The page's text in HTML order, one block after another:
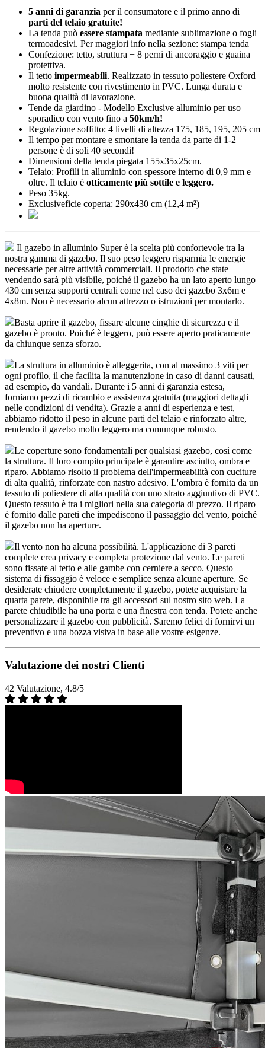
5 anni di garanzia per il consumatore e il primo anno di
parti del telaio gratuite!
La tenda può essere stampata mediante sublimazione o fogli
termoadesivi. Per maggiori info nella sezione: stampa tenda
Confezione: tetto, struttura + 8 perni di ancoraggio e guaina
protettiva.
Il tetto impermeabili. Realizzato in tessuto poliestere Oxford
molto resistente con rivestimento in PVC. Lunga durata e
buona qualità di lavorazione.
Tende da giardino - Modello Exclusive alluminio per uso
sporadico con vento fino a 50km/h!
Regolazione soffitto: 4 livelli di altezza 175, 185, 195, 205 cm
Il tempo per montare e smontare la tenda da parte di 1-2
persone è di soli 40 secondi!
Dimensioni della tenda piegata 155x35x25cm.
Telaio: Profili in alluminio con spessore interno di 0,9 mm e
oltre. Il telaio è otticamente più sottile e leggero.
Peso 35kg.
Exclusiveficie coperta: 290x430 cm (12,4 m²)
Il gazebo in alluminio Super è la scelta più confortevole tra la
nostra gamma di gazebo. Il suo peso leggero risparmia le energie
necessarie per altre attività commerciali. Il prodotto che state
vendendo sarà più visibile, poiché il gazebo ha un lato aperto lungo
430 cm senza supporti centrali come nel caso dei gazebo 3x6m e
4x8m. Non è necessario alcun attrezzo o istruzioni per montarlo.
Basta aprire il gazebo, fissare alcune cinghie di sicurezza e il
gazebo è pronto. Poiché è leggero, può essere aperto praticamente
da chiunque senza sforzo.
La struttura in alluminio è alleggerita, con al massimo 3 viti per
ogni profilo, il che facilita la manutenzione in caso di danni causati,
ad esempio, da vandali. Durante i 5 anni di garanzia estesa,
forniamo pezzi di ricambio e assistenza gratuita (maggiori dettagli
nelle condizioni di vendita). Grazie a anni di esperienza e test,
abbiamo ridotto il peso in alcune parti del telaio e rinforzato altre,
rendendo il gazebo molto leggero ma comunque robusto.
Le coperture sono fondamentali per qualsiasi gazebo, così come
la struttura. Il loro compito principale è garantire asciutto, ombra e
riparo. Abbiamo risolto il problema dell'impermeabilità con cuciture
di alta qualità, rinforzate con nastro adesivo. L'ombra è fornita da un
tessuto di poliestere di alta qualità con uno strato aggiuntivo di PVC.
Questo tessuto è tra i migliori nella sua categoria di prezzo. Il riparo
è fornito dalle pareti che impediscono il passaggio del vento, poiché
il gazebo non ha aperture.
Il vento non ha alcuna possibilità. L'applicazione di 3 pareti
complete crea privacy e completa protezione dal vento. Le pareti
sono fissate al tetto e alle gambe con cerniere a secco. Questo
sistema di fissaggio è veloce e semplice senza alcune aperture. Se
desiderate chiudere completamente il gazebo, potete acquistare la
quarta parete, disponibile tra gli accessori sul nostro sito web. La
parete chiudibile ha una porta e una finestra con tenda. Potete anche
personalizzare il gazebo con pubblicità. Saremo felici di fornirvi un
preventivo e una bozza visiva in base alle vostre esigenze.
Valutazione dei nostri Clienti
42 Valutazione, 4.8/5